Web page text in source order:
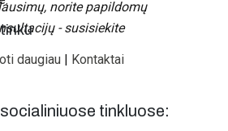
norite papildomų
- susisiekite
tinkluose:
daugiau | Kontaktai